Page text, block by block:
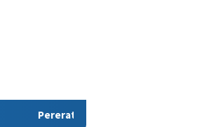
Profesionalisme TNI AD, Pangdam